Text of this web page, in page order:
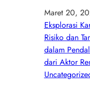
Maret 20,
Eksplorasi
Risiko dan
dalam
dari Aktor